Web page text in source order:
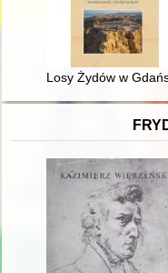
Losy Żydów w